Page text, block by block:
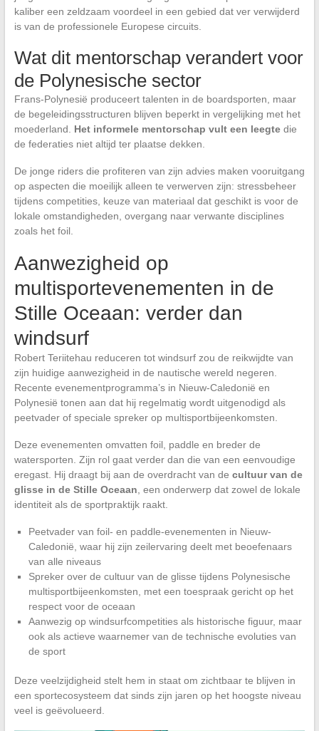
kaliber een zeldzaam voordeel in een gebied dat ver verwijderd
is van de professionele Europese circuits.
Wat dit mentorschap verandert voor
de Polynesische sector
Frans-Polynesië produceert talenten in de boardsporten, maar
de begeleidingsstructuren blijven beperkt in vergelijking met het
moederland. Het informele mentorschap vult een leegtedie
de federaties niet altijd ter plaatse dekken.
De jonge riders die profiteren van zijn advies maken vooruitgang
op aspecten die moeilijk alleen te verwerven zijn: stressbeheer
tijdens competities, keuze van materiaal dat geschikt is voor de
lokale omstandigheden, overgang naar verwante disciplines
zoals het foil.
Aanwezigheid op
multisportevenementen in de
Stille Oceaan: verder dan
windsurf
Robert Teriitehau reduceren tot windsurf zou de reikwijdte van
zijn huidige aanwezigheid in de nautische wereld negeren.
Recente evenementprogramma’s in Nieuw-Caledonië en
Polynesië tonen aan dat hij regelmatig wordt uitgenodigd als
peetvader of speciale spreker op multisportbijeenkomsten.
Deze evenementen omvatten foil, paddle en breder de
watersporten. Zijn rol gaat verder dan die van een eenvoudige
eregast. Hij draagt bij aan de overdracht van de cultuur van de
glisse in de Stille Oceaan , een onderwerp dat zowel de lokale
identiteit als de sportpraktijk raakt.
Peetvader van foil- en paddle-evenementen in Nieuw-
Caledonië, waar hij zijn zeilervaring deelt met beoefenaars
van alle niveaus
Spreker over de cultuur van de glisse tijdens Polynesische
multisportbijeenkomsten, met een toespraak gericht op het
respect voor de oceaan
Aanwezig op windsurfcompetities als historische figuur, maar
ook als actieve waarnemer van de technische evoluties van
de sport
Deze veelzijdigheid stelt hem in staat om zichtbaar te blijven in
een sportecosysteem dat sinds zijn jaren op het hoogste niveau
veel is geëvolueerd.